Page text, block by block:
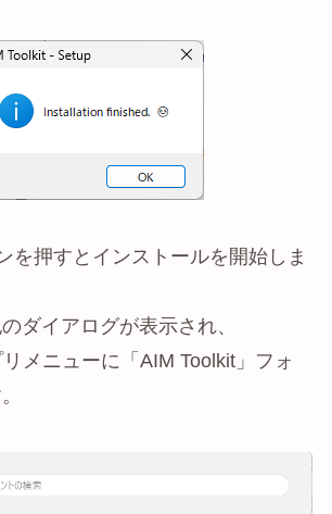
を押すとインストールを開始しま
ダイアログが表示され、
メニューに「AIM Toolkit」フォ